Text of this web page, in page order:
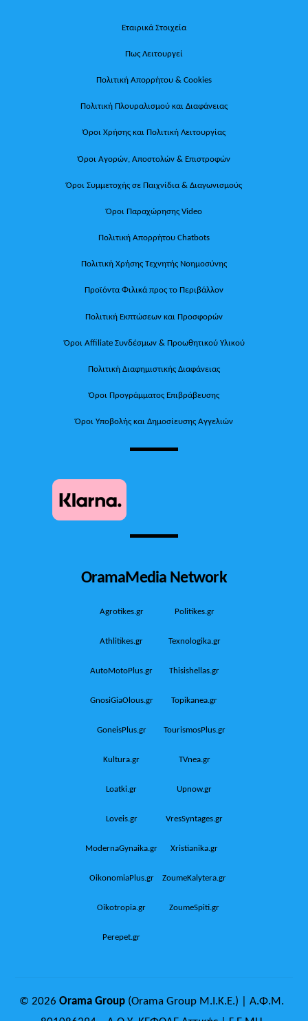
Εταιρικά Στοιχεία
Πως Λειτουργεί
Πολιτική Απορρήτου & Cookies
Πολιτική Πλουραλισμού και Διαφάνειας
Όροι Χρήσης και Πολιτική Λειτουργίας
Όροι Αγορών, Αποστολών & Επιστροφών
Όροι Συμμετοχής σε Παιχνίδια & Διαγωνισμούς
Όροι Παραχώρησης Video
Πολιτική Απορρήτου Chatbots
Πολιτική Χρήσης Τεχνητής Νοημοσύνης
Προϊόντα Φιλικά προς το Περιβάλλον
Πολιτική Εκπτώσεων και Προσφορών
Όροι Affiliate Συνδέσμων & Προωθητικού Υλικού
Πολιτική Διαφημιστικής Διαφάνειας
Όροι Προγράμματος Επιβράβευσης
Όροι Υποβολής και Δημοσίευσης Αγγελιών
OramaMedia Network
Agrotikes.gr Politikes.gr
Athlitikes.gr Texnologika.gr
AutoMotoPlus.gr Thisishellas.gr
GnosiGiaOlous.gr Topikanea.gr
GoneisPlus.gr TourismosPlus.gr
Kultura.gr TVnea.gr
Loatki.gr Upnow.gr
Loveis.gr VresSyntages.gr
ModernaGynaika.gr Xristianika.gr
OikonomiaPlus.gr ZoumeKalytera.gr
Oikotropia.gr ZoumeSpiti.gr
Perepet.gr
© 2026Orama Group (Orama Group Μ.Ι.Κ.Ε.) | Α.Φ.Μ.